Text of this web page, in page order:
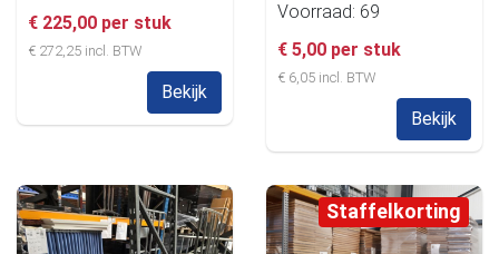
€ 225,00 per stuk
€ 272,25 incl. BTW
Bekijk
Voorraad: 69
€ 5,00 per stuk
€ 6,05 incl. BTW
Bekijk
Staffelkorting